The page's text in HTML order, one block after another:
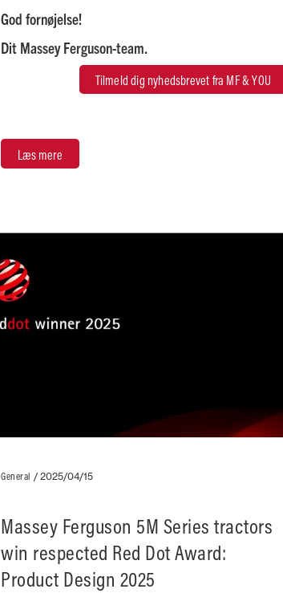
God fornøjelse!
Dit Massey Ferguson-team.
Tilmeld dig nyhedsbrevet fra MF & YOU
Læs mere
General / 2025/04/15
Massey Ferguson 5M Series tractors
win respected Red Dot Award:
Product Design 2025